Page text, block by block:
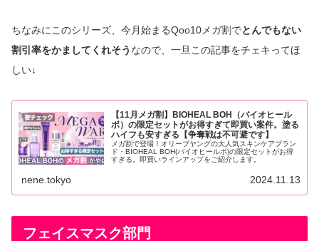
ちなみにこのシリーズ、今月始まるQoo10メガ割でとんでもない
割引率をかましてくれそう なので、一旦この記事をチェキってほ
しい↓
【11月メガ割】BIOHEAL BOH（バイオヒール
ボ）の限定セットがお得すぎて即買い案件。塗る
ハイフも安すぎる【争奪戦は不可避です】
メガ割で登場！オリーブヤングの大人気スキンケアブラン
ド・BIOHEAL BOH(バイオヒールボ)の限定セットがお得
すぎる。即買いラインアップをご紹介します。
nene.tokyo 2024.11.13
フェイスマスク部門